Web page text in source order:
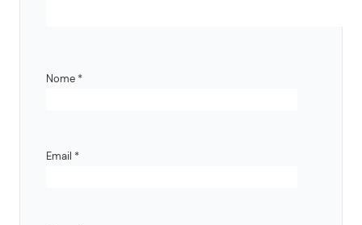
Nome *
Email *